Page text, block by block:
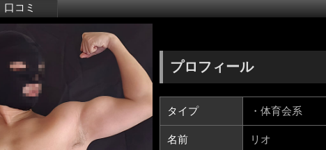
口コミ
プロフィール
タイプ ・体育会系
名前 リオ